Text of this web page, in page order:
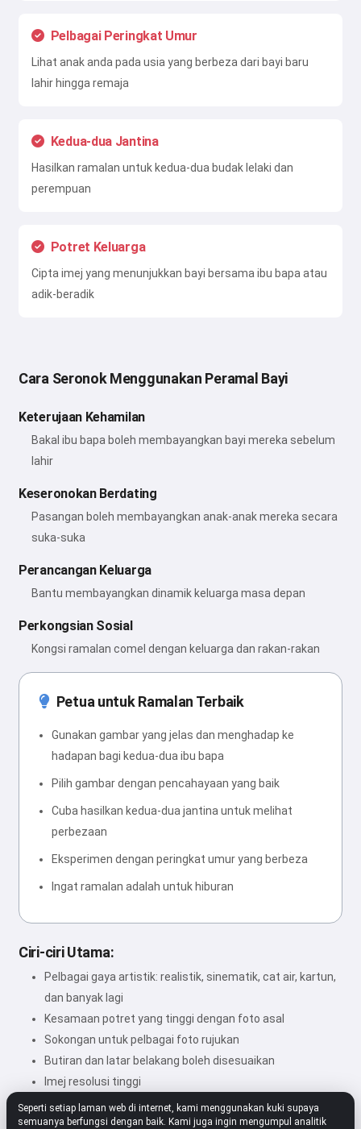
Pelbagai Peringkat Umur
Lihat anak anda pada usia yang berbeza dari bayi baru
lahir hingga remaja
Kedua-dua Jantina
Hasilkan ramalan untuk kedua-dua budak lelaki dan
perempuan
Potret Keluarga
Cipta imej yang menunjukkan bayi bersama ibu bapa atau
adik-beradik
Cara Seronok Menggunakan Peramal Bayi
Keterujaan Kehamilan
Bakal ibu bapa boleh membayangkan bayi mereka sebelum
lahir
Keseronokan Berdating
Pasangan boleh membayangkan anak-anak mereka secara
suka-suka
Perancangan Keluarga
Bantu membayangkan dinamik keluarga masa depan
Perkongsian Sosial
Kongsi ramalan comel dengan keluarga dan rakan-rakan
Petua untuk Ramalan Terbaik
Gunakan gambar yang jelas dan menghadap ke
hadapan bagi kedua-dua ibu bapa
Pilih gambar dengan pencahayaan yang baik
Cuba hasilkan kedua-dua jantina untuk melihat
perbezaan
Eksperimen dengan peringkat umur yang berbeza
Ingat ramalan adalah untuk hiburan
Ciri-ciri Utama:
Pelbagai gaya artistik: realistik, sinematik, cat air, kartun,
dan banyak lagi
Kesamaan potret yang tinggi dengan foto asal
Sokongan untuk pelbagai foto rujukan
Butiran dan latar belakang boleh disesuaikan
Imej resolusi tinggi
Seperti setiap laman web di internet, kami menggunakan kuki supaya
semuanya berfungsi dengan baik. Kami juga ingin mengumpul analitik